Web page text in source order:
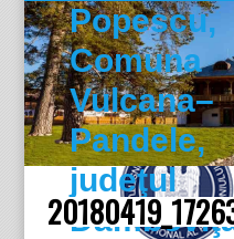
Popescu,
Comuna
Vulcana–
Pandele,
judeţul